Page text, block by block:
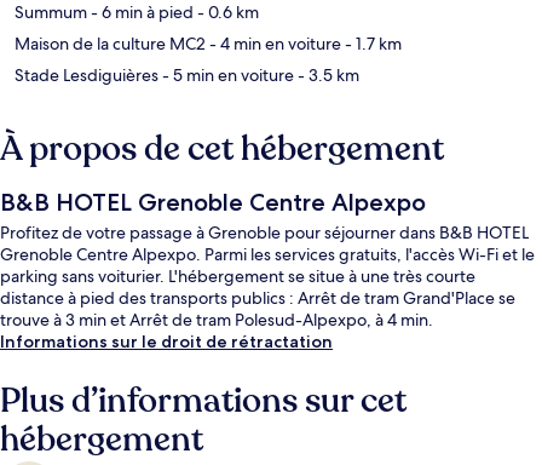
Summum- 6 min à pied - 0.6 km
Maison de la culture MC2 - 4 min en voiture- 1.7 km
Stade Lesdiguières- 5 min en voiture- 3.5 km
À propos de cet hébergement
B&B HOTEL Grenoble Centre Alpexpo
Profitez de votre passage à Grenoble pour séjourner dans B&B HOTEL
Grenoble Centre Alpexpo. Parmi les services gratuits, l'accès Wi-Fi et le
parking sans voiturier. L'hébergement se situe à une très courte
distance à pied des transports publics : Arrêt de tram Grand'Place se
trouve à 3 min et Arrêt de tram Polesud-Alpexpo, à 4 min.
Informations sur le droit de rétractation
Plus d’informations sur cet
hébergement